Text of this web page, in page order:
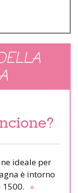
ideale per
è intorno
»